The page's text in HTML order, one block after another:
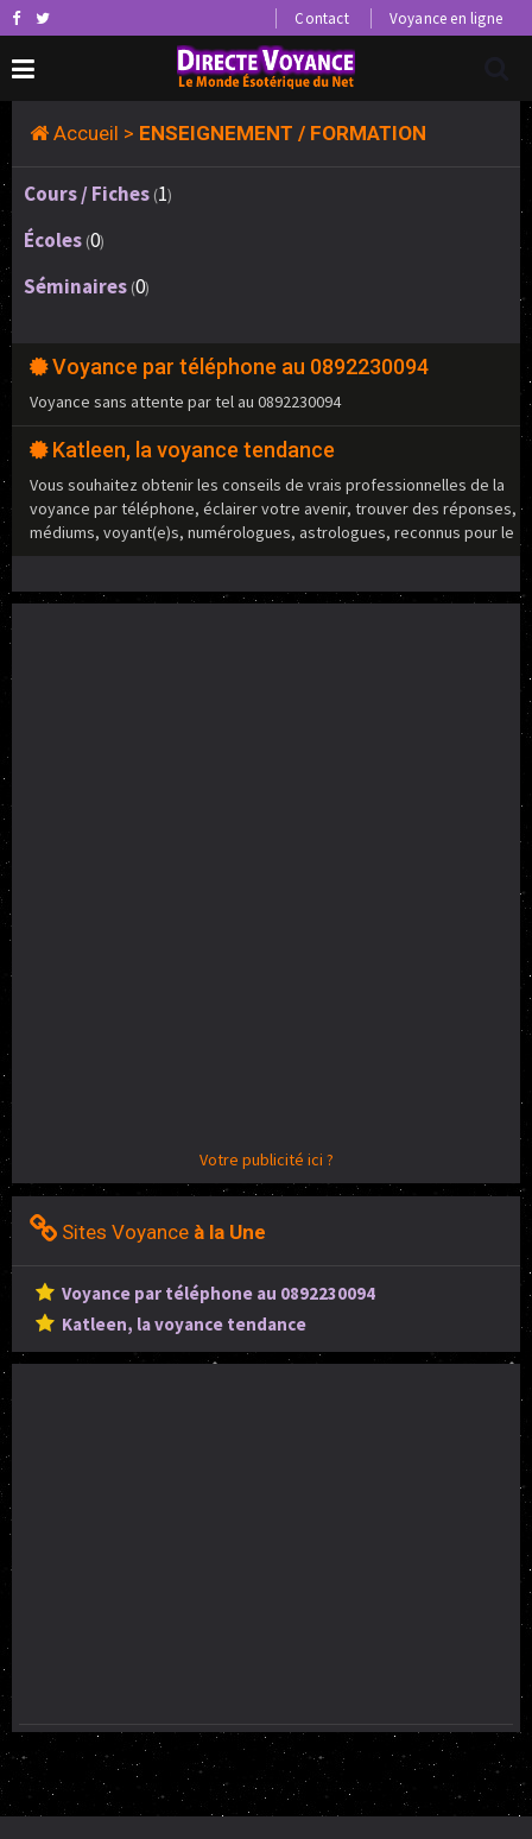
Contact Voyance en ligne
Accueil > ENSEIGNEMENT / FORMATION
Cours / Fiches (1)
Écoles (0)
Séminaires (0)
Voyance par téléphone au 0892230094
Voyance sans attente par tel au 0892230094
Katleen, la voyance tendance
Vous souhaitez obtenir les conseils de vrais professionnelles de la
voyance par téléphone, éclairer votre avenir, trouver des réponses,
médiums, voyant(e)s, numérologues, astrologues, reconnus pour le
Votre publicité ici ?
Sites Voyance à la Une
Voyance par téléphone au 0892230094
Katleen, la voyance tendance